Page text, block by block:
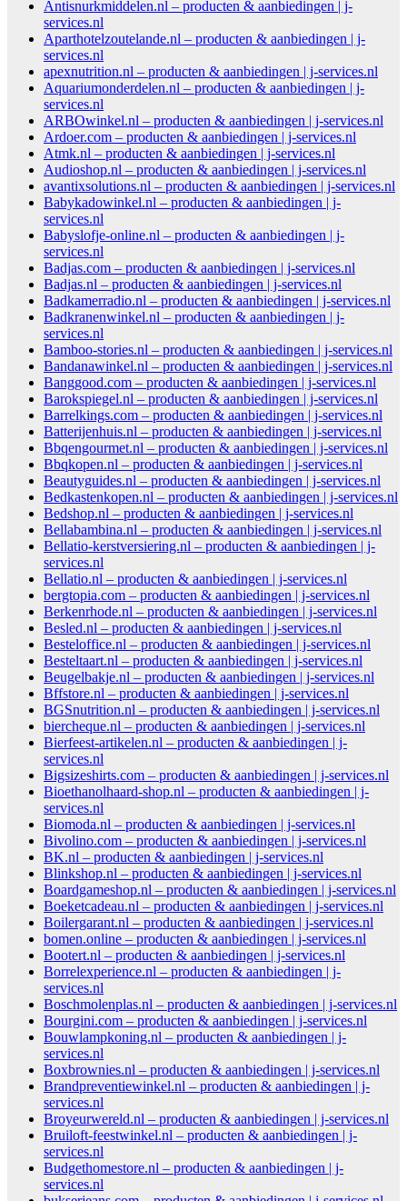
Antisnurkmiddelen.nl – producten & aanbiedingen | j-
services.nl
Aparthotelzoutelande.nl – producten & aanbiedingen | j-
services.nl
apexnutrition.nl – producten & aanbiedingen | j-services.nl
Aquariumonderdelen.nl – producten & aanbiedingen | j-
services.nl
ARBOwinkel.nl – producten & aanbiedingen | j-services.nl
Ardoer.com – producten & aanbiedingen | j-services.nl
Atmk.nl – producten & aanbiedingen | j-services.nl
Audioshop.nl – producten & aanbiedingen | j-services.nl
avantixsolutions.nl – producten & aanbiedingen | j-services.nl
Babykadowinkel.nl – producten & aanbiedingen | j-
services.nl
Babyslofje-online.nl – producten & aanbiedingen | j-
services.nl
Badjas.com – producten & aanbiedingen | j-services.nl
Badjas.nl – producten & aanbiedingen | j-services.nl
Badkamerradio.nl – producten & aanbiedingen | j-services.nl
Badkranenwinkel.nl – producten & aanbiedingen | j-
services.nl
Bamboo-stories.nl – producten & aanbiedingen | j-services.nl
Bandanawinkel.nl – producten & aanbiedingen | j-services.nl
Banggood.com – producten & aanbiedingen | j-services.nl
Barokspiegel.nl – producten & aanbiedingen | j-services.nl
Barrelkings.com – producten & aanbiedingen | j-services.nl
Batterijenhuis.nl – producten & aanbiedingen | j-services.nl
Bbqengourmet.nl – producten & aanbiedingen | j-services.nl
Bbqkopen.nl – producten & aanbiedingen | j-services.nl
Beautyguides.nl – producten & aanbiedingen | j-services.nl
Bedkastenkopen.nl – producten & aanbiedingen | j-services.nl
Bedshop.nl – producten & aanbiedingen | j-services.nl
Bellabambina.nl – producten & aanbiedingen | j-services.nl
Bellatio-kerstversiering.nl – producten & aanbiedingen | j-
services.nl
Bellatio.nl – producten & aanbiedingen | j-services.nl
bergtopia.com – producten & aanbiedingen | j-services.nl
Berkenrhode.nl – producten & aanbiedingen | j-services.nl
Besled.nl – producten & aanbiedingen | j-services.nl
Besteloffice.nl – producten & aanbiedingen | j-services.nl
Besteltaart.nl – producten & aanbiedingen | j-services.nl
Beugelbakje.nl – producten & aanbiedingen | j-services.nl
Bffstore.nl – producten & aanbiedingen | j-services.nl
BGSnutrition.nl – producten & aanbiedingen | j-services.nl
biercheque.nl – producten & aanbiedingen | j-services.nl
Bierfeest-artikelen.nl – producten & aanbiedingen | j-
services.nl
Bigsizeshirts.com – producten & aanbiedingen | j-services.nl
Bioethanolhaard-shop.nl – producten & aanbiedingen | j-
services.nl
Biomoda.nl – producten & aanbiedingen | j-services.nl
Bivolino.com – producten & aanbiedingen | j-services.nl
BK.nl – producten & aanbiedingen | j-services.nl
Blinkshop.nl – producten & aanbiedingen | j-services.nl
Boardgameshop.nl – producten & aanbiedingen | j-services.nl
Boeketcadeau.nl – producten & aanbiedingen | j-services.nl
Boilergarant.nl – producten & aanbiedingen | j-services.nl
bomen.online – producten & aanbiedingen | j-services.nl
Bootert.nl – producten & aanbiedingen | j-services.nl
Borrelexperience.nl – producten & aanbiedingen | j-
services.nl
Boschmolenplas.nl – producten & aanbiedingen | j-services.nl
Bourgini.com – producten & aanbiedingen | j-services.nl
Bouwlampkoning.nl – producten & aanbiedingen | j-
services.nl
Boxbrownies.nl – producten & aanbiedingen | j-services.nl
Brandpreventiewinkel.nl – producten & aanbiedingen | j-
services.nl
Broyeurwereld.nl – producten & aanbiedingen | j-services.nl
Bruiloft-feestwinkel.nl – producten & aanbiedingen | j-
services.nl
Budgethomestore.nl – producten & aanbiedingen | j-
services.nl